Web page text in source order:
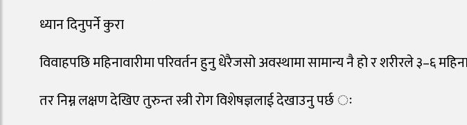
ध्यान दिनुपर्ने कुरा
विवाहपछि महिनावारीमा परिवर्तन हुनु धेरैजसो अवस्थामा सामान्य नै हो र शरीरले ३–६
तर निम्न लक्षण देखिए तुरुन्त स्त्री रोग विशेषज्ञलाई देखाउनु पर्छ ः